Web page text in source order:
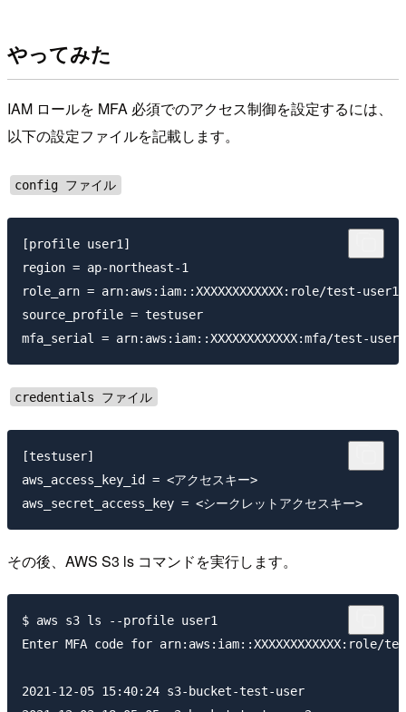
やってみた
IAM ロールを MFA 必須でのアクセス制御を設定するには、
以下の設定ファイルを記載します。
config ファイル
[profile user1]
region = ap-northeast-1
role_arn = arn:aws:iam::XXXXXXXXXXXX:role/test-user1 #
source_profile = testuser
credentials ファイル
[testuser]
aws_access_key_id = <アクセスキー>
その後、AWS S3 ls コマンドを実行します。
$ aws s3 ls --profile user1
Enter MFA code for arn:aws:iam::XXXXXXXXXXXX:role/
2021-12-05 15:40:24 s3-bucket-test-user